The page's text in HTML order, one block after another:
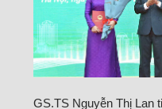
GS.TS Nguyễn Thị Lan